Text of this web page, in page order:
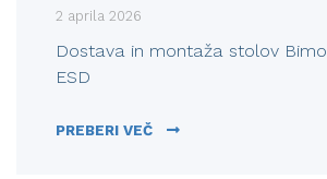
2 aprila 2026
Dostava in montaža stolov
ESD
PREBERI VEČ DOSTAVA IN